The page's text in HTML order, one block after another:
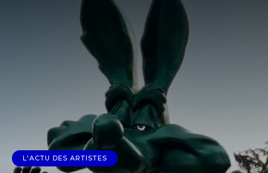
L'ACTU DES ARTISTES